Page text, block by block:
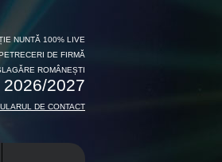
NUNTĂ 100% LIVE
DE FIRMĂ
ROMÂNEȘTI
2026/2027
DE CONTACT